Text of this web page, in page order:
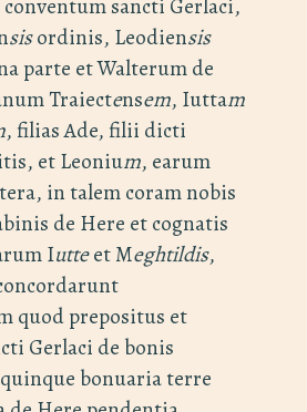
sancti Gerlaci,
sisordinis, Leodiensis
parte et Walterum de
Traiectensem, Iuttam
, filias Ade, filii dicti
et Leonium, earum
in talem coram nobis
de Here et cognatis
Iutteet Meghtildis,
quod prepositus et
Gerlaci de bonis
bonuaria terre